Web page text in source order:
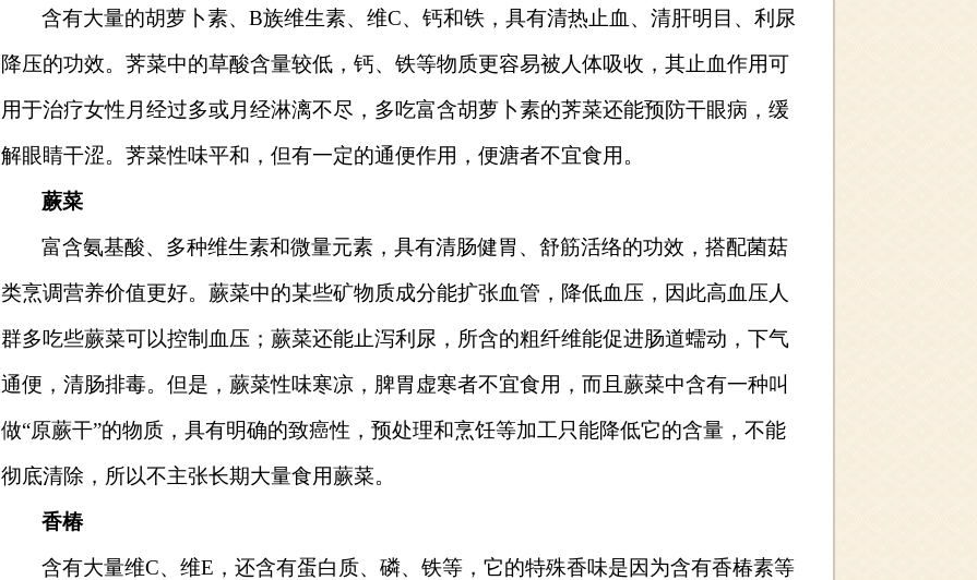
含有大量的胡萝卜素、B族维生素、维C、钙和铁，具有清热止血、清肝明目、利尿
降压的功效。荠菜中的草酸含量较低，钙、铁等物质更容易被人体吸收，其止血作用可
用于治疗女性月经过多或月经淋漓不尽，多吃富含胡萝卜素的荠菜还能预防干眼病，缓
解眼睛干涩。荠菜性味平和，但有一定的通便作用，便溏者不宜食用。
蕨菜
富含氨基酸、多种维生素和微量元素，具有清肠健胃、舒筋活络的功效，搭配菌菇
类烹调营养价值更好。蕨菜中的某些矿物质成分能扩张血管，降低血压，因此高血压人
群多吃些蕨菜可以控制血压；蕨菜还能止泻利尿，所含的粗纤维能促进肠道蠕动，下气
通便，清肠排毒。但是，蕨菜性味寒凉，脾胃虚寒者不宜食用，而且蕨菜中含有一种叫
做“原蕨干”的物质，具有明确的致癌性，预处理和烹饪等加工只能降低它的含量，不能
彻底清除，所以不主张长期大量食用蕨菜。
香椿
含有大量维C、维E ，还含有蛋白质、磷、铁等，它的特殊香味是因为含有香椿素等